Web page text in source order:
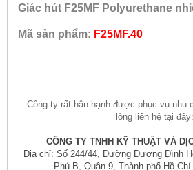
Giác hút F25MF Polyurethane
Mã sản phẩm: F25MF.40
Công ty rất hân hạnh được phục vụ nhu
lòng liên hệ tại đây:
CÔNG TY TNHH KỸ THUẬT VÀ
Địa chỉ: Số 244/44, Đường Dương Đình
Phú B, Quận 9, Thành phố Hồ